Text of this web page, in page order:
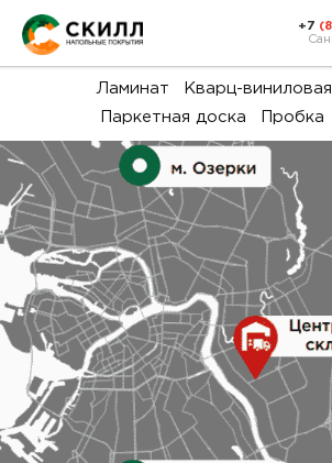
+7
Ламинат
Кварц-
Паркетная доска
Пробка